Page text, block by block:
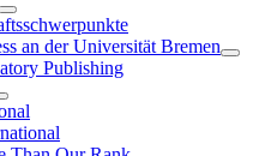
an der Universität Bremen
Publishing